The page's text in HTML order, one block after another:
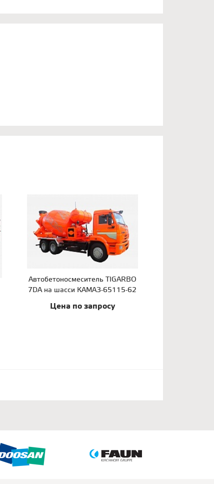
Автобетоносмеситель TIGARBO
7DA на шасси КАМАЗ-65115-62
Цена по запросу